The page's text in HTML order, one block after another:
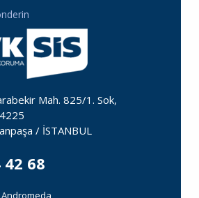
Mah. 825/1. Sok,
/ İSTANBUL
42 68
Andromeda